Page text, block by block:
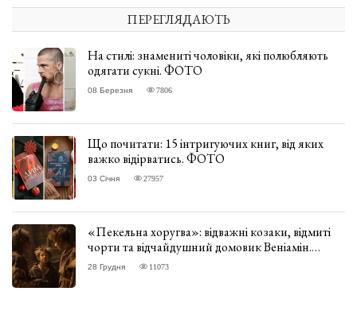
ПЕРЕГЛЯДАЮТЬ
На стилі: знамениті чоловіки, які полюбляють
одягати сукні. ФОТО
08 Березня 7806
Що почитати: 15 інтригуючих книг, від яких
важко відірватись. ФОТО
03 Січня 27957
«Пекельна хоругва»: відважні козаки, відмиті
чорти та відчайдушний домовик Веніамін.
ВІДГУК
28 Грудня 11073